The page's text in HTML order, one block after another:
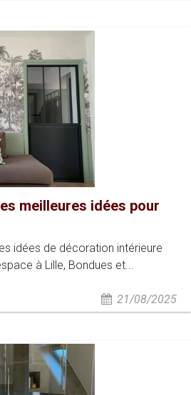
meilleures idées pour
idées de décoration intérieure
à Lille, Bondues et...
21/08/2025